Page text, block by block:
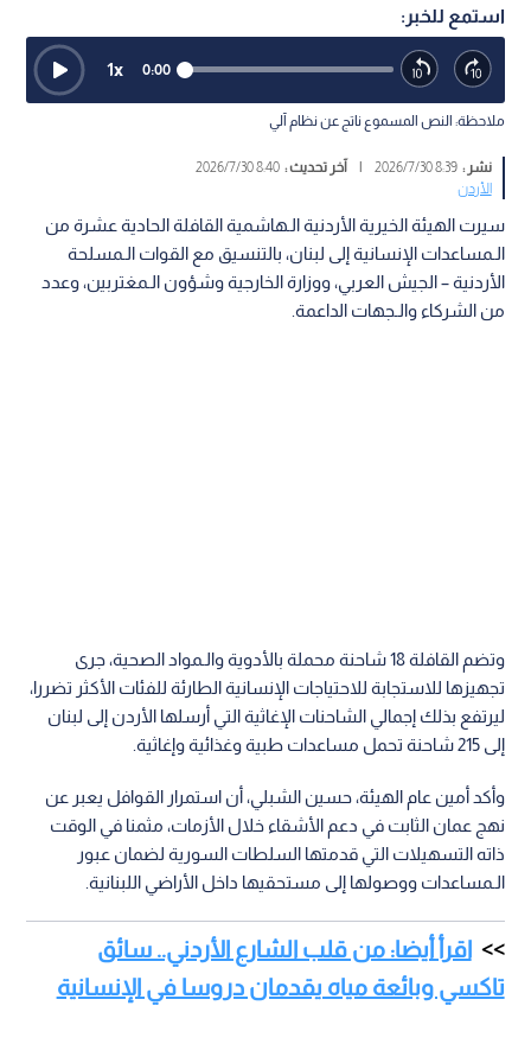
استمع للخبر:
0:00
1x
ملاحظة: النص المسموع ناتج عن نظام آلي
نشر :8:39 2026/7/30
| آخر تحديث :8:40 2026/7/30
الأردن
سيرت الهيئة الخيرية الأردنية الـهاشمية القافلة الحادية عشرة من
الـمساعدات الإنسانية إلى لبنان، بالتنسيق مع القوات الـمسلحة
الأردنية – الجيش العربي، ووزارة الخارجية وشؤون الـمغتربين، وعدد
من الشركاء والـجهات الداعمة.
وتضم القافلة 18 شاحنة محملة بالأدوية والـمواد الصحية، جرى
تجهيزها للاستجابة للاحتياجات الإنسانية الطارئة للفئات الأكثر تضررا،
ليرتفع بذلك إجمالي الشاحنات الإغاثية التي أرسلها الأردن إلى لبنان
إلى 215 شاحنة تحمل مساعدات طبية وغذائية وإغاثية.
وأكد أمين عام الهيئة، حسين الشبلي، أن استمرار القوافل يعبر عن
نهج عمان الثابت في دعم الأشقاء خلال الأزمات، مثمنا في الوقت
ذاته التسهيلات التي قدمتها السلطات السورية لضمان عبور
الـمساعدات ووصولها إلى مستحقيها داخل الأراضي اللبنانية.
اقرأ أيضا: من قلب الشارع الأردني.. سائق
تاكسي وبائعة مياه يقدمان دروسا في الإنسانية